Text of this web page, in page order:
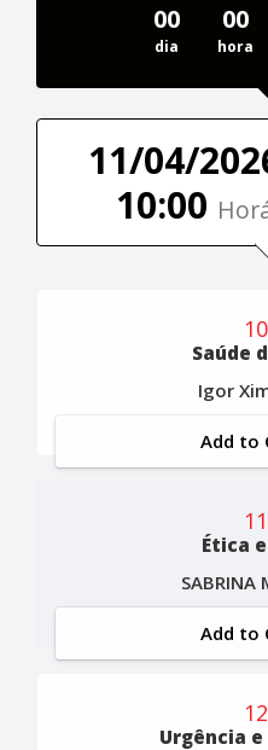
00
dia
00
hora
11/04/
10:00
Saúde
Igor
Add to
Ética
SABRINA
Add to
Urgência